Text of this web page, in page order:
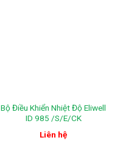
Bộ Điều Khiển Nhiệt Độ Eliwell
ID 985 /S/E/CK
Liên hệ